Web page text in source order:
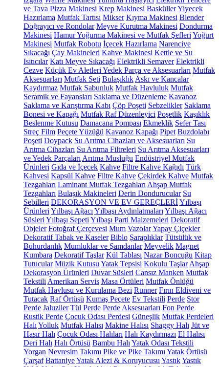
ve Tava Pizza Makinesi Krep Makinesi BasküllerYiyecek
Hazırlama Mutfak Tartısı Mikser Kıyma Makinesi Blender
Doğrayıcı ve Rondolar Meyve Kurutma Makinesi Dondurma
Makinesi Hamur Yoğurma Makinesi ve Mutfak Şefleri Yoğurt
Makinesi Mutfak Robotu İçecek Hazırlama Narenciye
Sıkacağı Çay Makineleri Kahve Makinesi Kettle ve Su
Isıtıcılar Katı Meyve Sıkacağı Elektrikli Semaver Elektrikli
Cezve Küçük Ev Aletleri Yedek Parça ve Aksesuarları Mutfak
Aksesuarları Mutfak Seti Bulaşıklık Askı ve Kancalar
Kaydırmaz Mutfak Sabunluk Mutfak Havluluk Mutfak
Seramik ve Fayansları Saklama ve Düzenleme Kavanoz
Saklama ve Karıştırma Kabı Çöp Poşeti Sebzelikler Saklama
Bonesi ve Kapağı Mutfak Raf Düzenleyici Poşetlik Kaşıklık
Beslenme Kutusu Damacana Pompası Ekmeklik Sefer Tası
Streç Film Peçete Yüzüğü Kavanoz Kapağı Pipet Buzdolabı
Poşeti Doypack Su Arıtma Cihazları ve Aksesuarları Su
Arıtma Cihazları Su Arıtma Filtreleri Su Arıtma Aksesuarları
ve Yedek Parçaları Arıtma Musluğu Endüstriyel Mutfak
Ürünleri Gıda ve İçecek Kahve Filtre Kahve Kağıdı Türk
Kahvesi Kapsül Kahve Filtre Kahve Çekirdek Kahve Mutfak
Tezgahları Laminant Mutfak Tezgahları Ahşap Mutfak
Tezgahları Bulaşık Makineleri Derin Dondurucular Su
Sebilleri DEKORASYON VE EV GEREÇLERİYılbaşı
Ürünleri Yılbaşı Ağacı Yılbaşı Aydınlatmaları Yılbaşı Ağacı
Süsleri Yılbaşı Sepeti Yılbaşı Parti Malzemeleri Dekoratif
Objeler Fotoğraf Çerçevesi Mum VazolarYapay Çiçekler
Dekoratif Tabak ve Kaseler Biblo Şaraplıklar Tütsülük ve
Buhurdanlık Mumluklar ve Şamdanlar Meyvelik Magnet
Kumbara Dekoratif Taşlar Kül Tablası Nazar Boncuğu Kitap
Tutucular Müzik Kutusu Yatak Tepsisi Kokulu Taşlar Ahşap
Dekorasyon Ürünleri Duvar Süsleri Cansız Manken Mutfak
Tekstili Amerikan Servis Masa Örtüleri Mutfak Önlüğü
Mutfak Havlusu ve Kurulama Bezi Runner Fırın Eldiveni ve
Tutacak Raf Örtüsü Kumaş Peçete Ev Tekstili Perde Stor
Perde Jaluziler Tül Perde Perde Aksesuarları Fon Perde
Rustik Perde Çocuk Odası Perdesi Güneşlik Mutfak Perdeleri
Halı Yolluk Mutfak Halısı Makine Halısı Shaggy Halı Jüt ve
Hasır Halı Çocuk Odası Halıları Halı Kaydırmazı El Halısı
Deri Halı Halı Örtüsü Bambu Halı Yatak Odası Tekstili
Yorgan Nevresim Takımı Pike ve Pike Takımı Yatak Örtüsü
Çarşaf BattaniyeYatak Alezi & Koruyucusu YastıkYastık